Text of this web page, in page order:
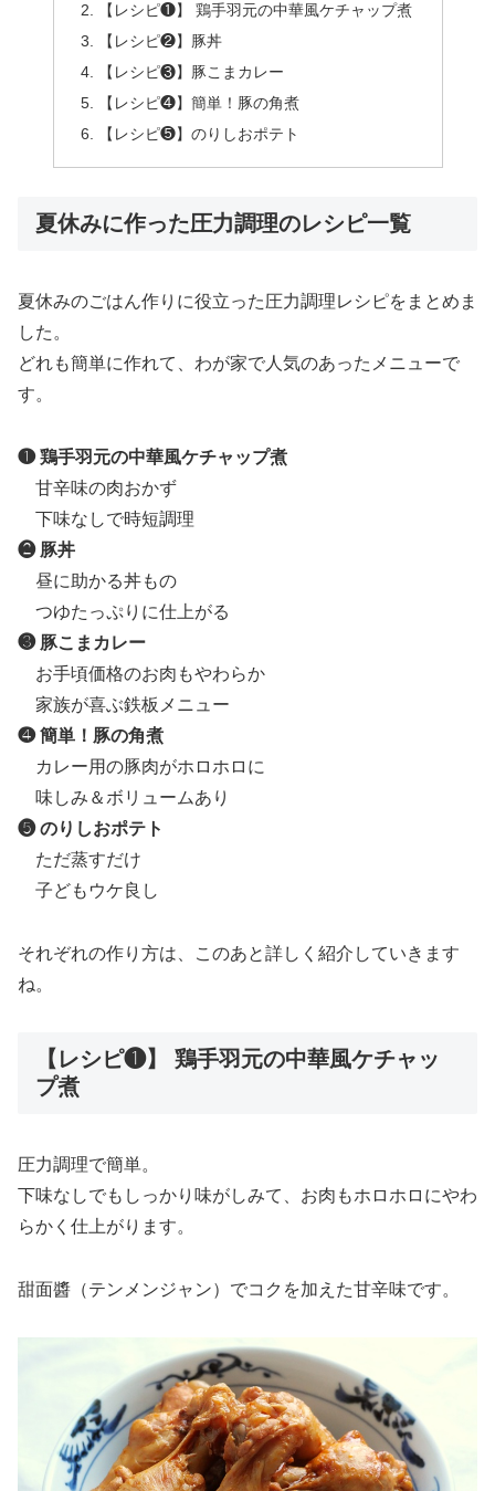
【レシピ❶】 鶏手羽元の中華風ケチャップ煮
【レシピ❷】豚丼
【レシピ❸】豚こまカレー
【レシピ❹】簡単！豚の角煮
【レシピ❺】のりしおポテト
夏休みに作った圧力調理のレシピ一覧
夏休みのごはん作りに役立った圧力調理レシピをまとめま
した。
どれも簡単に作れて、わが家で人気のあったメニューで
す。
❶ 鶏手羽元の中華風ケチャップ煮
甘辛味の肉おかず
下味なしで時短調理
❷ 豚丼
昼に助かる丼もの
つゆたっぷりに仕上がる
❸ 豚こまカレー
お手頃価格のお肉もやわらか
家族が喜ぶ鉄板メニュー
❹ 簡単！豚の角煮
カレー用の豚肉がホロホロに
味しみ＆ボリュームあり
❺ のりしおポテト
ただ蒸すだけ
子どもウケ良し
それぞれの作り方は、このあと詳しく紹介していきます
ね。
【レシピ❶】 鶏手羽元の中華風ケチャッ
プ煮
圧力調理で簡単。
下味なしでもしっかり味がしみて、お肉もホロホロにやわ
らかく仕上がります。
甜面醬（テンメンジャン）でコクを加えた甘辛味です。